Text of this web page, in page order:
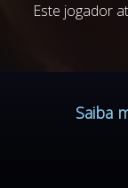
Este jogador
Saiba